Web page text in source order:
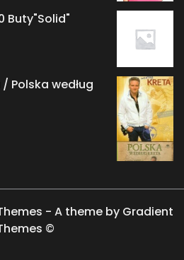
Buty"Solid"
Polska według
- A theme by Gradient
©